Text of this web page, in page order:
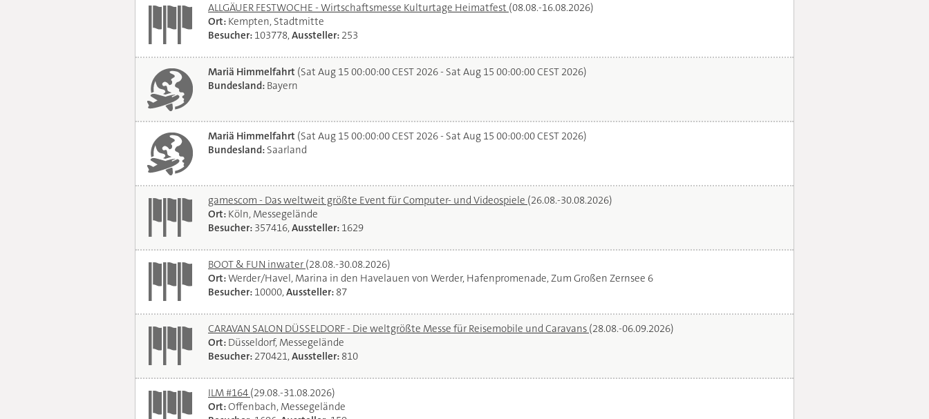
ALLGÄUER FESTWOCHE - Wirtschaftsmesse Kulturtage Heimatfest (08.08.-16.08.2026)
Ort: Kempten, Stadtmitte
Besucher: 103778,Aussteller: 253
Mariä Himmelfahrt (Sat Aug 15 00:00:00 CEST 2026 - Sat Aug 15 00:00:00 CEST 2026)
Bundesland: Bayern
Mariä Himmelfahrt (Sat Aug 15 00:00:00 CEST 2026 - Sat Aug 15 00:00:00 CEST 2026)
Bundesland: Saarland
gamescom - Das weltweit größte Event für Computer- und Videospiele (26.08.-30.08.2026)
Ort: Köln, Messegelände
Besucher: 357416,Aussteller: 1629
BOOT & FUN inwater (28.08.-30.08.2026)
Ort:Werder/Havel, Marina in den Havelauen von Werder, Hafenpromenade, Zum Großen Zernsee 6
Besucher: 10000,Aussteller: 87
CARAVAN SALON DÜSSELDORF - Die weltgrößte Messe für Reisemobile und Caravans (28.08.-06.09.2026)
Ort: Düsseldorf, Messegelände
Besucher: 270421,Aussteller: 810
ILM #164 (29.08.-31.08.2026)
Ort:Offenbach, Messegelände